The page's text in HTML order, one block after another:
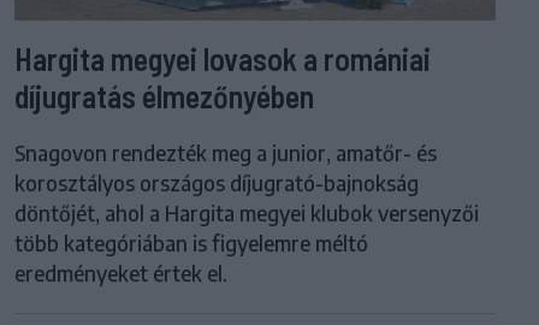
Hargita megyei lovasok a romániai
díjugratás élmezőnyében
Snagovon rendezték meg a junior, amatőr- és
korosztályos országos díjugrató-bajnokság
döntőjét, ahol a Hargita megyei klubok versenyzői
több kategóriában is figyelemre méltó
eredményeket értek el.